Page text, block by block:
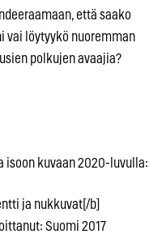
että saako
vai löytyykö nuoremman
polkujen avaajia?
isoon kuvaan 2020-luvulla:
ja nukkuvat[/b]
Suomi 2017